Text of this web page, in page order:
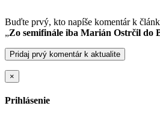
Buďte prvý, kto napíše komentár k
„Zo semifinále iba Marián Ostrčil do
Pridaj prvý komentár k aktualite
×
Prihlásenie